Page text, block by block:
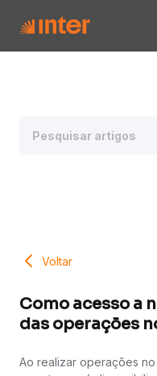
Voltar
Como acesso a
das operações
Ao realizar operações